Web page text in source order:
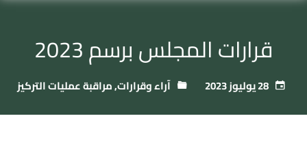
قرارات المجلس برسم 2023
آراء وقرارات,مراقبة عمليات التركيز